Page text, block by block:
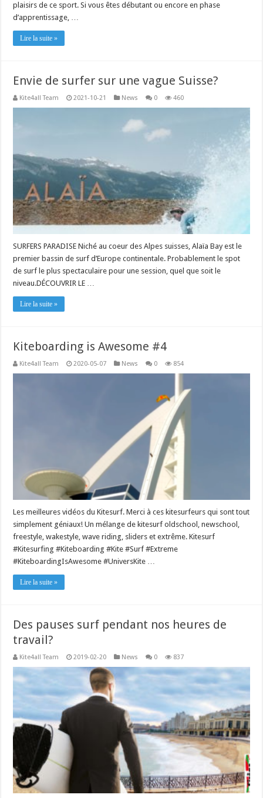
plaisirs de ce sport. Si vous êtes débutant ou encore en phase
d’apprentissage, …
Lire la suite »
Envie de surfer sur une vague Suisse?
Kite4all Team 2021-10-21 News 0 460
SURFERS PARADISE Niché au coeur des Alpes suisses, Alaïa Bay est le
premier bassin de surf d’Europe continentale. Probablement le spot
de surf le plus spectaculaire pour une session, quel que soit le
niveau.DÉCOUVRIR LE …
Lire la suite »
Kiteboarding is Awesome #4
Kite4all Team 2020-05-07 News 0 854
Les meilleures vidéos du Kitesurf. Merci à ces kitesurfeurs qui sont tout
simplement géniaux! Un mélange de kitesurf oldschool, newschool,
freestyle, wakestyle, wave riding, sliders et extrême. Kitesurf
#Kitesurfing #Kiteboarding #Kite #Surf #Extreme
#KiteboardingIsAwesome #UniversKite …
Lire la suite »
Des pauses surf pendant nos heures de
travail?
Kite4all Team 2019-02-20 News 0 837